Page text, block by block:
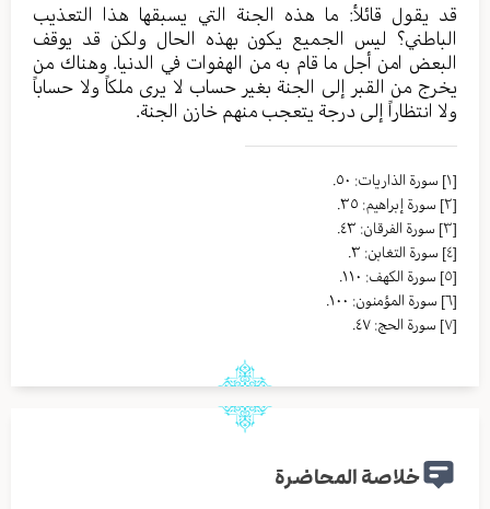
قد يقول قائلأ: ما هذه الجنة التي يسبقها هذا التعذيب
الباطني؟ ليس الجميع يكون بهذه الحال ولكن قد يوقف
البعض امن أجل ما قام به من الهفوات في الدنيا. وهناك من
يخرج من القبر إلى الجنة بغير حساب لا يرى ملكاً ولا حساباً
ولا انتظاراً إلى درجة يتعجب منهم خازن الجنة.
[١]
سورة الذاريات: ٥٠.
[٢]
سورة إبراهيم: ٣٥.
[٣]
سورة الفرقان: ٤٣.
[٤]
سورة التغابن: ٣.
[٥]
سورة الكهف: ١١٠.
[٦]
سورة المؤمنون: ١٠٠.
[٧]
سورة الحج: ٤٧.
خلاصة المحاضرة